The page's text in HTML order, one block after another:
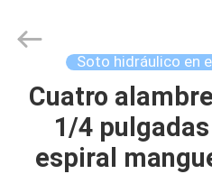
HOGAR
PRODUCTOS
Copyright
wirehydraulichose.com.
Soto hidráulico en
Cuatro
1/4
espiral